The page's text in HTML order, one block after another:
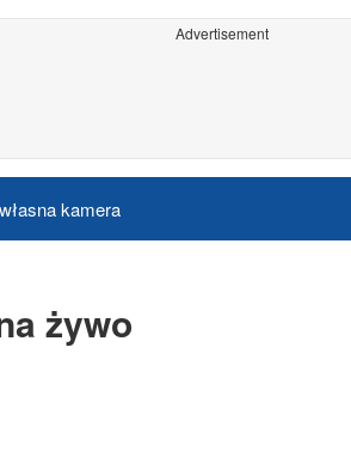
Advertisement
kamera
żywo